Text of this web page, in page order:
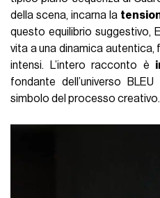
della scena, incarna la
questo equilibrio suggestivo,
vita a una dinamica
intensi. L’intero racconto è
fondante dell’universo
simbolo del processo creativo.